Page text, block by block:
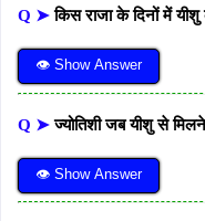
Q ➤किस राजा के दिनों में
👁 Show Answer
Q ➤ज्योतिशी जब यीशु से
👁 Show Answer